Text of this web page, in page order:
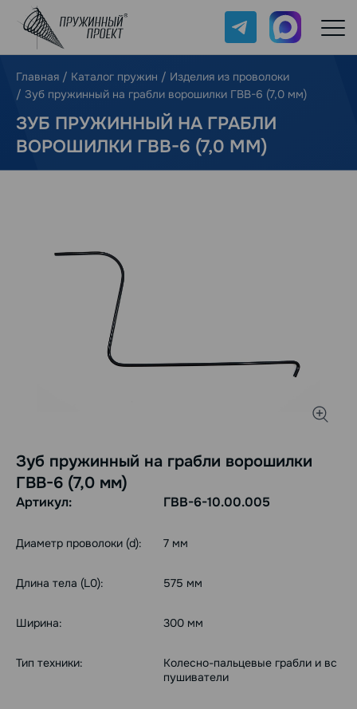
Telegram Max
Главная / Каталог пружин / Изделия из проволоки
/ Зуб пружинный на грабли ворошилки ГВВ-6 (7,0 мм)
ЗУБ ПРУЖИННЫЙ НА ГРАБЛИ
ВОРОШИЛКИ ГВВ-6 (7,0 ММ)
Зуб пружинный на грабли ворошилки
ГВВ-6 (7,0 мм)
Артикул: ГВВ-6-10.00.005
Диаметр проволоки (d): 7 мм
Длина тела (L0): 575 мм
Ширина: 300 мм
Тип техники:
Колесно-пальцевые грабли и вс
пушиватели